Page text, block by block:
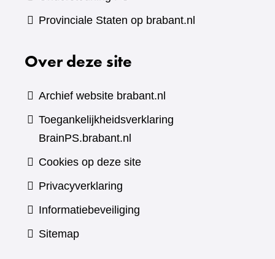
Provinciale Staten op brabant.nl
Over deze site
Archief website brabant.nl
Toegankelijkheidsverklaring
BrainPS.brabant.nl
Cookies op deze site
Privacyverklaring
Informatiebeveiliging
Sitemap